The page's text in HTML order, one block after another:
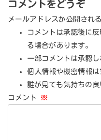
コメントをどうぞ
メールアドレスが公開され
コメントは承認後に
る場合があります。
一部コメントは承認し
個人情報や機密情報は
誰が見ても気持ちの良
コメント ※